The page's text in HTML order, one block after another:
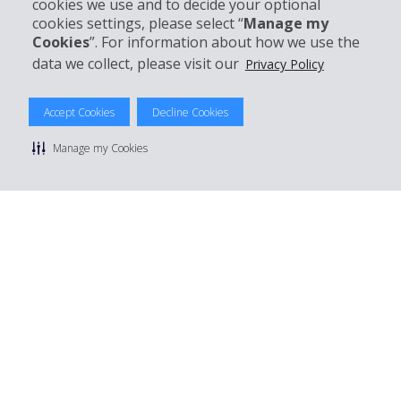
cookies we use and to decide your optional
cookies settings, please select “Manage my
Cookies”. For information about how we use the
data we collect, please visit our Privacy Policy
Accept Cookies Decline Cookies
Manage my Cookies
Boek bij Hertz
© 2026 The Hertz System, Inc.
Privacybeleid | Gebruiksvoorwaarden |
Sitemap